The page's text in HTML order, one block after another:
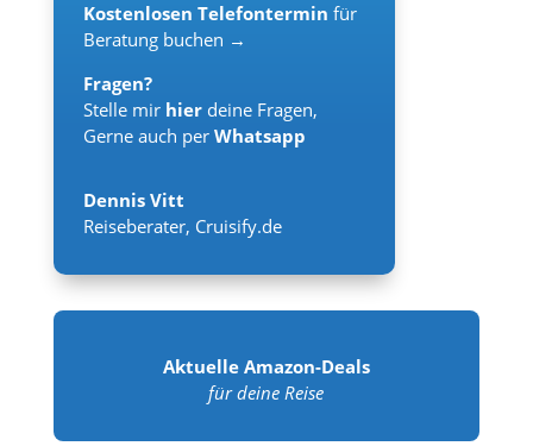
Kostenlosen Telefontermin für
Beratung buchen →
Fragen?
Stelle mir hier deine Fragen,
Gerne auch per Whatsapp
Dennis Vitt
Reiseberater, Cruisify.de
Aktuelle Amazon-Deals
für deine Reise